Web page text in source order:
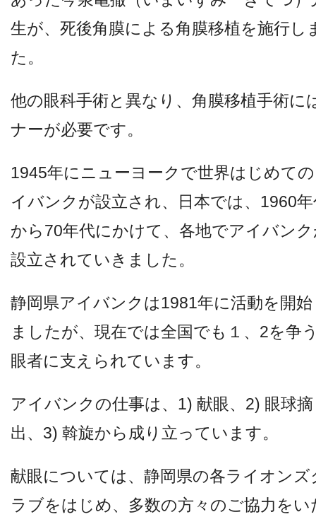
生が、死後角膜による角膜移植を施行し
た。
他の眼科手術と異なり、角膜移植手術に
ナーが必要です。
1945年にニューヨークで世界はじめて
イバンクが設立され、日本では、1960
から70年代にかけて、各地でアイバン
設立されていきました。
静岡県アイバンクは1981年に活動を開
ましたが、現在では全国でも１、2を争
眼者に支えられています。
アイバンクの仕事は、1) 献眼、2) 眼球摘
出、3) 斡旋から成り立っています。
献眼については、静岡県の各ライオンズ
ラブをはじめ、多数の方々のご協力をい